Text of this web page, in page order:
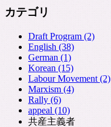
カテゴリ
Draft Program (2)
English (38)
German (1)
Korean (15)
Labour Movement (2)
Marxism (4)
Rally (6)
appeal (10)
共産主義者